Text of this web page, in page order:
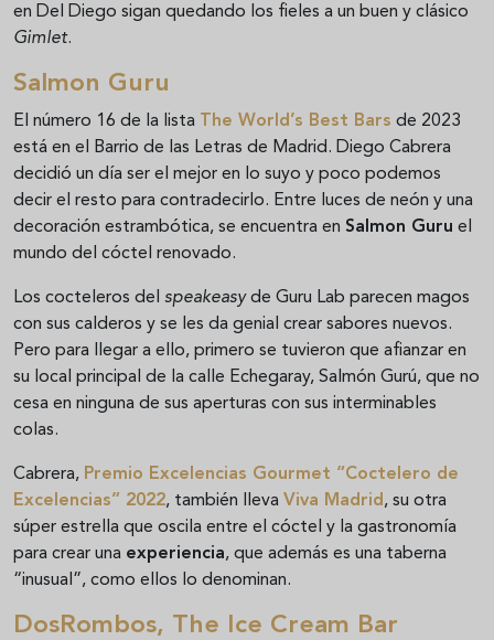
en Del Diego sigan quedando los fieles a un buen y clásico
Gimlet.
Salmon Guru
El número 16 de la lista The World’s Best Bars de 2023
está en el Barrio de las Letras de Madrid. Diego Cabrera
decidió un día ser el mejor en lo suyo y poco podemos
decir el resto para contradecirlo. Entre luces de neón y una
decoración estrambótica, se encuentra en Salmon Guru el
mundo del cóctel renovado.
Los cocteleros del speakeasyde Guru Lab parecen magos
con sus calderos y se les da genial crear sabores nuevos.
Pero para llegar a ello, primero se tuvieron que afianzar en
su local principal de la calle Echegaray, Salmón Gurú, que no
cesa en ninguna de sus aperturas con sus interminables
colas.
Cabrera, Premio Excelencias Gourmet “Coctelero de
Excelencias” 2022, también lleva Viva Madrid, su otra
súper estrella que oscila entre el cóctel y la gastronomía
para crear una experiencia, que además es una taberna
“inusual”, como ellos lo denominan.
DosRombos, The Ice Cream Bar